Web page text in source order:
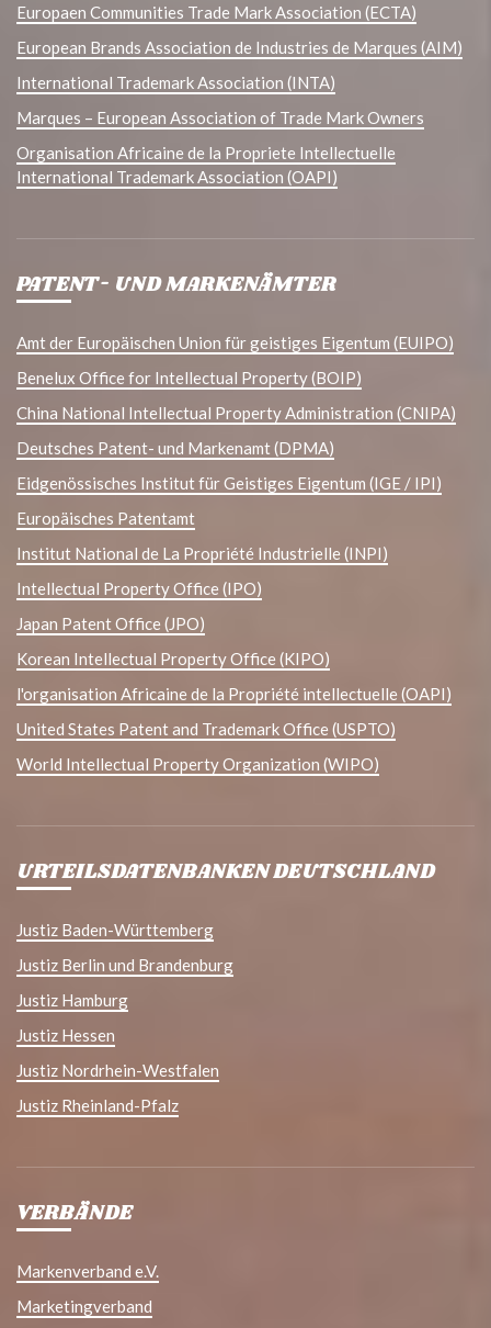
Europaen Communities Trade Mark Association (ECTA)
European Brands Association de Industries de Marques (AIM)
International Trademark Association (INTA)
Marques – European Association of Trade Mark Owners
Organisation Africaine de la Propriete Intellectuelle
International Trademark Association (OAPI)
PATENT- UND MARKENÄMTER
Amt der Europäischen Union für geistiges Eigentum (EUIPO)
Benelux Office for Intellectual Property (BOIP)
China National Intellectual Property Administration (CNIPA)
Deutsches Patent- und Markenamt (DPMA)
Eidgenössisches Institut für Geistiges Eigentum (IGE / IPI)
Europäisches Patentamt
Institut National de La Propriété Industrielle (INPI)
Intellectual Property Office (IPO)
Japan Patent Office (JPO)
Korean Intellectual Property Office (KIPO)
l'organisation Africaine de la Propriété intellectuelle (OAPI)
United States Patent and Trademark Office (USPTO)
World Intellectual Property Organization (WIPO)
URTEILSDATENBANKEN DEUTSCHLAND
Justiz Baden-Württemberg
Justiz Berlin und Brandenburg
Justiz Hamburg
Justiz Hessen
Justiz Nordrhein-Westfalen
Justiz Rheinland-Pfalz
VERBÄNDE
Markenverband e.V.
Marketingverband